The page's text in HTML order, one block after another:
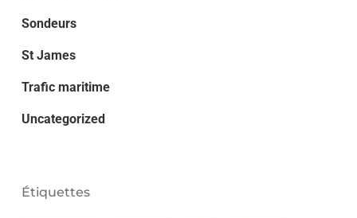
Sondeurs
St James
Trafic maritime
Uncategorized
Étiquettes